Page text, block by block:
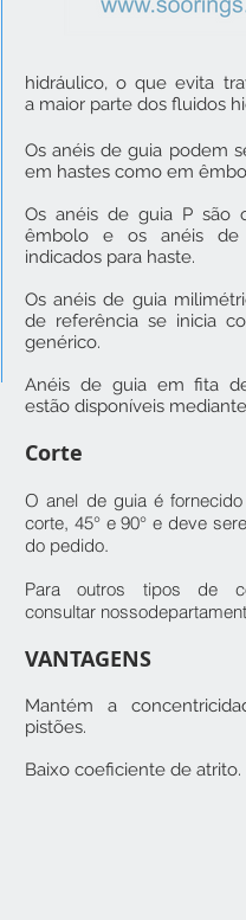
Os anéis de guia podem
em hastes como em
Os anéis de guia P são
êmbolo e os anéis
indicados para haste.
Os anéis de guia
de referência se inicia
genérico.
Anéis de guia em fita
estão disponíveis
Corte
O anel de guia é
corte, 45° e 90° e deve
do pedido.
Para outros tipos de
consultar
VANTAGENS
Mantém a
pistões.
Baixo coeficiente de atrito.
hidráulico, o que evita
a maior parte dos fluidos